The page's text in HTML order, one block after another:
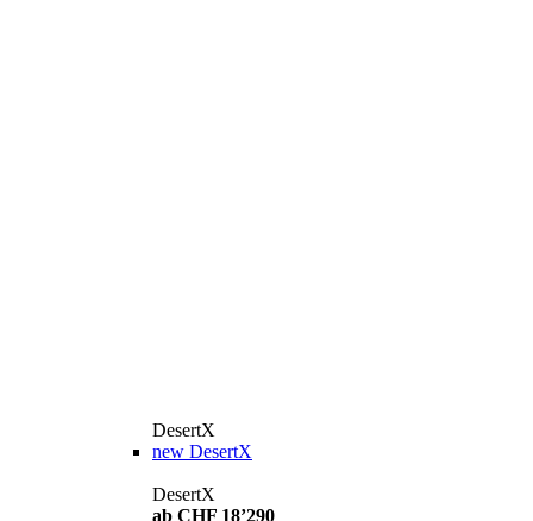
DesertX
new DesertX
DesertX
ab CHF 18’290